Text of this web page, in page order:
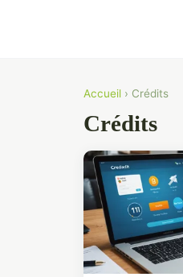
Accueil › Crédits
Crédits